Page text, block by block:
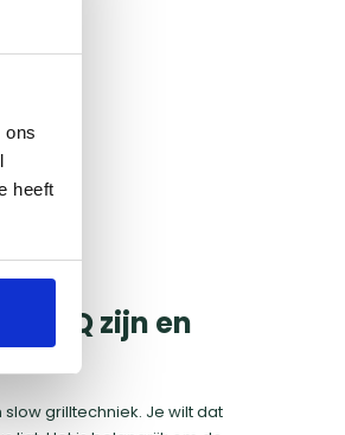
ons
heeft
BBQ zijn en
grilltechniek. Je wilt dat